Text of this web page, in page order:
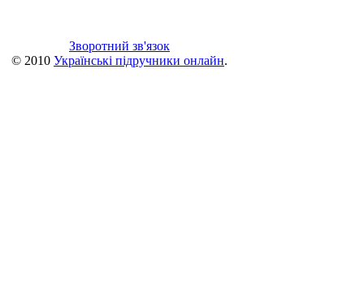
Зворотний зв'язок
© 2010 Українські підручники онлайн.